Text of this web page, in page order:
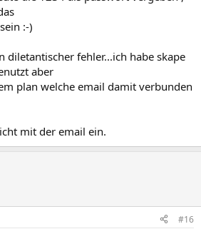
:-)
diletantischer fehler...ich habe skape
aber
plan welche email damit verbunden
mit der email ein.
#16